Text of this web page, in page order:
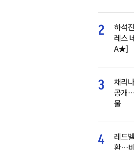
2
하석
레스
A★]
3
채리
공개
물
4
레드
환…